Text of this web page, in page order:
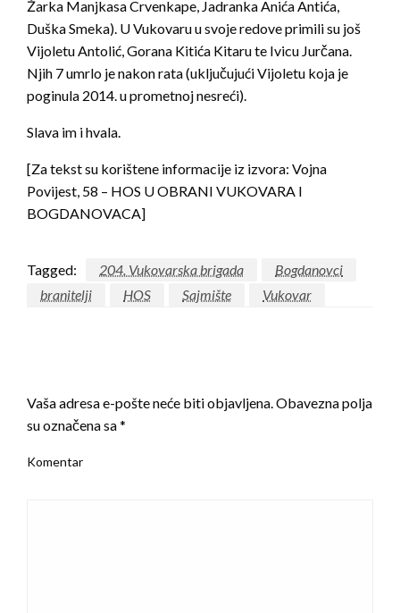
Žarka Manjkasa Crvenkape, Jadranka Anića Antića,
Duška Smeka). U Vukovaru u svoje redove primili su još
Vijoletu Antolić, Gorana Kitića Kitaru te Ivicu Jurčana.
Njih 7 umrlo je nakon rata (uključujući Vijoletu koja je
poginula 2014. u prometnoj nesreći).
Slava im i hvala.
[Za tekst su korištene informacije iz izvora: Vojna
Povijest, 58 – HOS U OBRANI VUKOVARA I
BOGDANOVACA]
Tagged: 204. Vukovarska brigada
Bogdanovci
branitelji
HOS Sajmište Vukovar
Vaša adresa e-pošte neće biti objavljena. Obavezna polja
su označena sa*
Komentar